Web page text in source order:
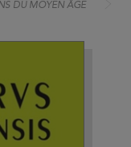
DU MOYEN ÂGE